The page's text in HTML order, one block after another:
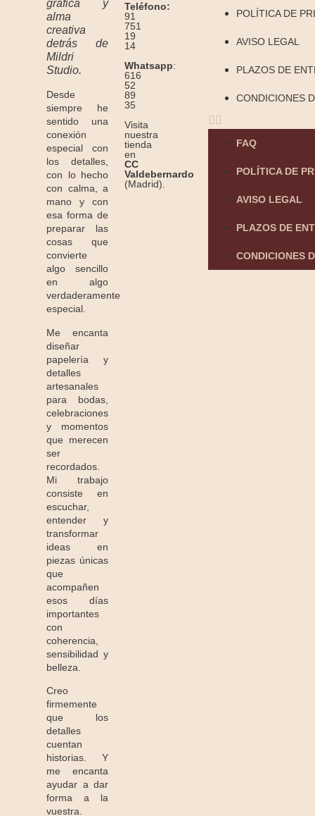
gráfica y
alma
creativa
detrás de
Mildri
Studio.
Desde
siempre he
sentido una
conexión
especial con
los detalles,
con lo hecho
con calma, a
mano y con
esa forma de
preparar las
cosas que
convierte
algo sencillo
en algo
verdaderamente
especial.
Me encanta
diseñar
papelería y
detalles
artesanales
para bodas,
celebraciones
y momentos
que merecen
ser
recordados.
Mi trabajo
consiste en
escuchar,
entender y
transformar
ideas en
piezas únicas
que
acompañen
esos días
importantes
con
coherencia,
sensibilidad y
belleza.
Creo
firmemente
que los
detalles
cuentan
historias. Y
me encanta
ayudar a dar
forma a la
vuestra.
Teléfono:
91
751
19
14
Whatsapp:
616
52
89
35
Visita
nuestra
tienda
en
CC
Valdebernardo
(Madrid).
POLÍTICA DE
AVISO LEGAL
PLAZOS DE
CONDICIONES
FAQ
POLÍTICA DE
AVISO LEGAL
PLAZOS DE
CONDICIONES